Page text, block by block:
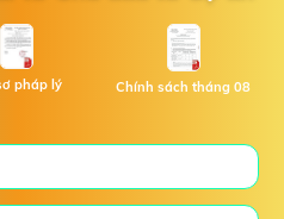
pháp lý Chính sách tháng 08